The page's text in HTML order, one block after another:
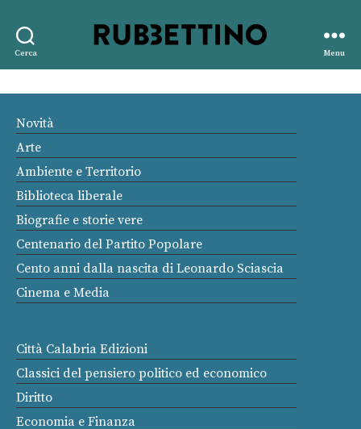
Cerca
editore
Menu
Novità
Arte
Ambiente e Territorio
Biblioteca liberale
Biografie e storie vere
Centenario del Partito Popolare
Cento anni dalla nascita di Leonardo Sciascia
Cinema e Media
Città Calabria Edizioni
Classici del pensiero politico ed economico
Diritto
Economia e Finanza